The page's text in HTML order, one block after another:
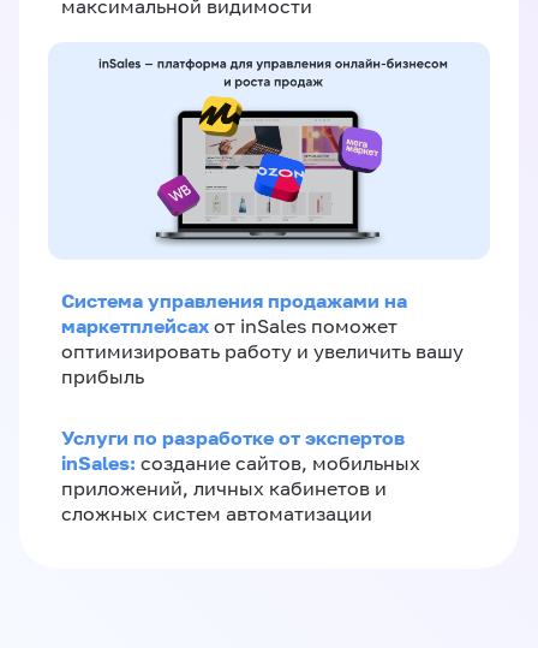
максимальной видимости
Система управления продажами на
маркетплейсах от inSales поможет
оптимизировать работу и увеличить вашу
прибыль
Услуги по разработке от экспертов
inSales: создание сайтов, мобильных
приложений, личных кабинетов и
сложных систем автоматизации